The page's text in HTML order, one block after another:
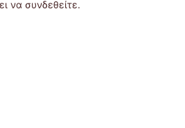
να συνδεθείτε.